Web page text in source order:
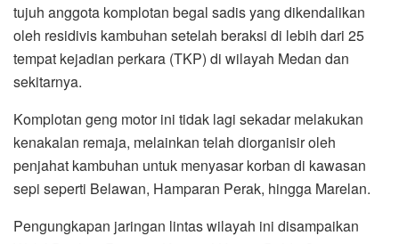
tujuh anggota komplotan begal sadis yang dikendalikan
oleh residivis kambuhan setelah beraksi di lebih dari 25
tempat kejadian perkara (TKP) di wilayah Medan dan
sekitarnya.
Komplotan geng motor ini tidak lagi sekadar melakukan
kenakalan remaja, melainkan telah diorganisir oleh
penjahat kambuhan untuk menyasar korban di kawasan
sepi seperti Belawan, Hamparan Perak, hingga Marelan.
Pengungkapan jaringan lintas wilayah ini disampaikan